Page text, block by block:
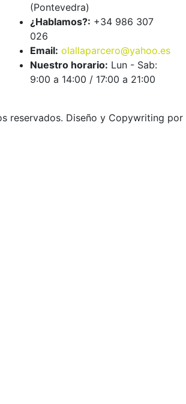
(Pontevedra)
¿Hablamos?: +34 986 307
026
Email: olallaparcero@yahoo.es
Nuestro horario: Lun - Sab:
9:00 a 14:00 / 17:00 a 21:00
reservados. Diseño y Copywriting por